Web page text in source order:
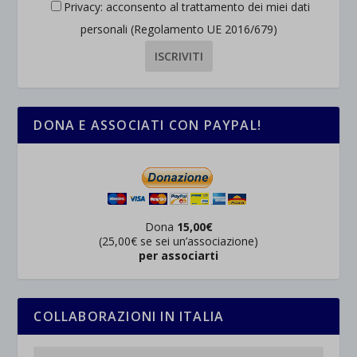
Privacy: acconsento al trattamento dei miei dati
personali (Regolamento UE 2016/679)
DONA E ASSOCIATI CON PAYPAL!
Dona 15,00€
(25,00€ se sei un’associazione)
per associarti
COLLABORAZIONI IN ITALIA